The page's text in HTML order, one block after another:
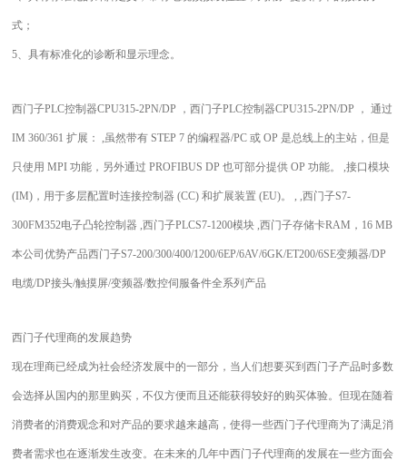
式；
5、具有标准化的诊断和显示理念。
西门子PLC控制器CPU315-2PN/DP ，西门子PLC控制器CPU315-2PN/DP ， 通过
IM 360/361 扩展： ,虽然带有 STEP 7 的编程器/PC 或 OP 是总线上的主站，但是
只使用 MPI 功能，另外通过 PROFIBUS DP 也可部分提供 OP 功能。 ,接口模块
(IM)，用于多层配置时连接控制器 (CC) 和扩展装置 (EU)。 , ,西门子S7-
300FM352电子凸轮控制器 ,西门子PLCS7-1200模块 ,西门子存储卡RAM，16 MB
本公司优势产品西门子S7-200/300/400/1200/6EP/6AV/6GK/ET200/6SE变频器/DP
电缆/DP接头/触摸屏/变频器/数控伺服备件全系列产品
西门子代理商的发展趋势
现在理商已经成为社会经济发展中的一部分，当人们想要买到西门子产品时多数
会选择从国内的那里购买，不仅方便而且还能获得较好的购买体验。但现在随着
消费者的消费观念和对产品的要求越来越高，使得一些西门子代理商为了满足消
费者需求也在逐渐发生改变。在未来的几年中西门子代理商的发展在一些方面会